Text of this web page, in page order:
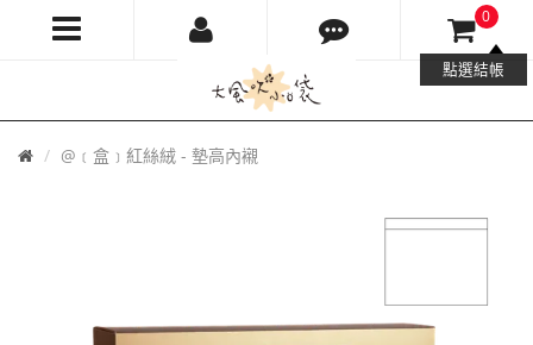
0
點選結帳
大
風
吹
袋
首
@﹝盒﹞紅絲絨 - 墊高內襯